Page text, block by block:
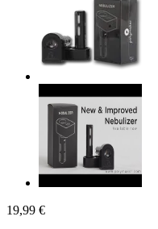
19,99 €